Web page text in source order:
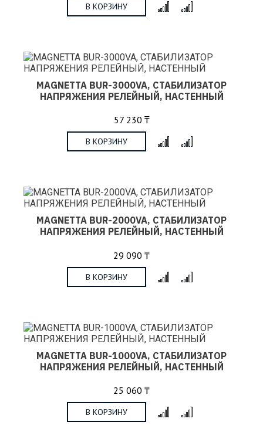
В КОРЗИНУ
MAGNETTA BUR-3000VA, СТАБИЛИЗАТОР
НАПРЯЖЕНИЯ РЕЛЕЙНЫЙ, НАСТЕННЫЙ
57 230 ₸
В КОРЗИНУ
MAGNETTA BUR-2000VA, СТАБИЛИЗАТОР
НАПРЯЖЕНИЯ РЕЛЕЙНЫЙ, НАСТЕННЫЙ
29 090 ₸
В КОРЗИНУ
MAGNETTA BUR-1000VA, СТАБИЛИЗАТОР
НАПРЯЖЕНИЯ РЕЛЕЙНЫЙ, НАСТЕННЫЙ
25 060 ₸
В КОРЗИНУ